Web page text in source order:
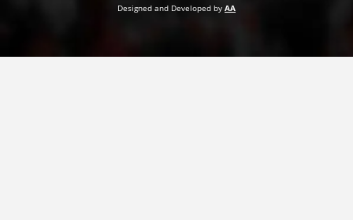
Designed and Developed by AA